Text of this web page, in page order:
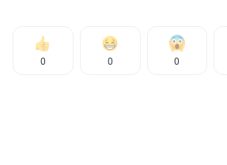
0 0 0